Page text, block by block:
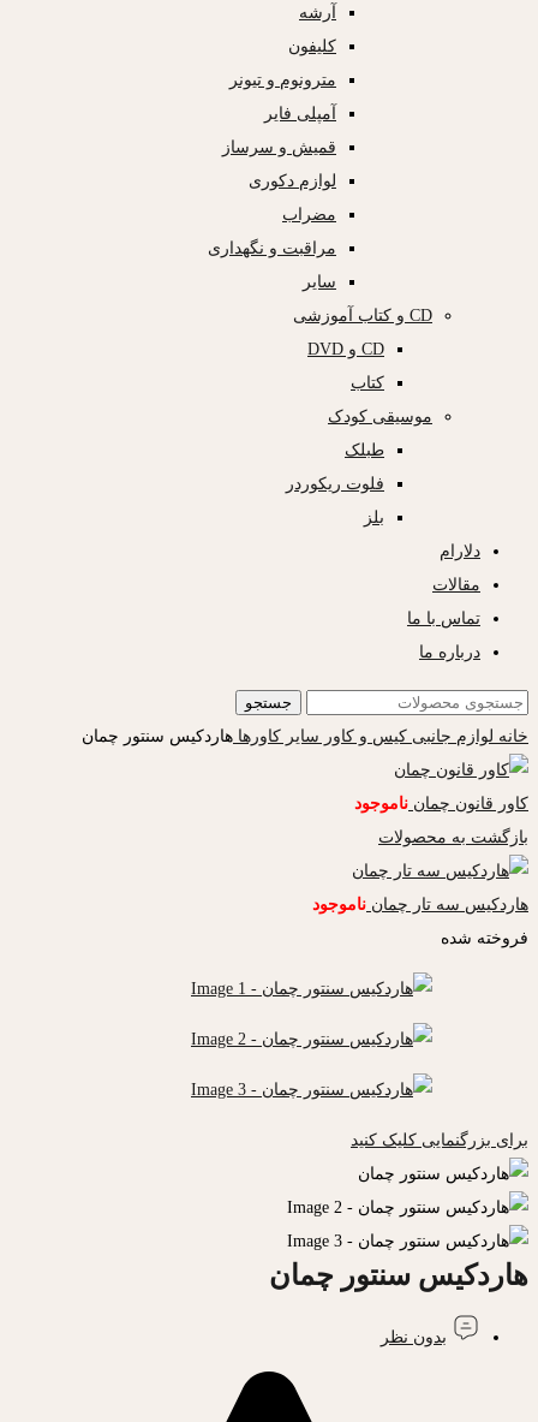
آرشه
کلیفون
مترونوم و تیونر
آمپلی فایر
قمیش و سرساز
لوازم دکوری
مضراب
مراقبت و نگهداری
سایر
CD و کتاب آموزشی
CD و DVD
کتاب
موسیقی کودک
طبلک
فلوت ریکوردر
بلز
دلارام
مقالات
تماس با ما
درباره ما
جستجو
خانه لوازم جانبی کیس و کاور سایر کاورها هاردکیس سنتور چمان
کاور قانون چمان ناموجود
بازگشت به محصولات
هاردکیس سه تار چمان ناموجود
فروخته شده
برای بزرگنمایی کلیک کنید
هاردکیس سنتور چمان
بدون نظر